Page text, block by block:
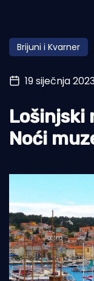
Obala
Otoci
Turizam i nautika
Pomorstvo
Ribolov
Brijuni i Kvarner
19 siječnja
Lošinjski
Noći